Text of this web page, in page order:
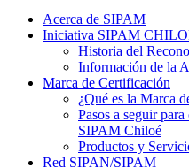
Acerca de SIPAM
Iniciativa SIPAM
Historia del
Información de la
Marca de Certificación
¿Qué es la Marca
Pasos a seguir
SIPAM Chiloé
Productos y
Red SIPAN/SIPAM